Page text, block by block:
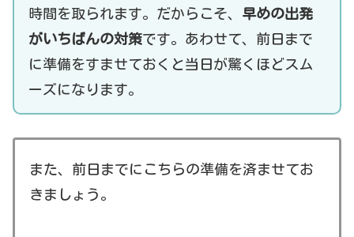
時間を取られます。だからこそ、 早めの出発
がいちばんの対策です。あわせて、前日まで
に準備をすませておくと当日が驚くほどスム
ーズになります。
また、前日までにこちらの準備を済ませてお
きましょう。